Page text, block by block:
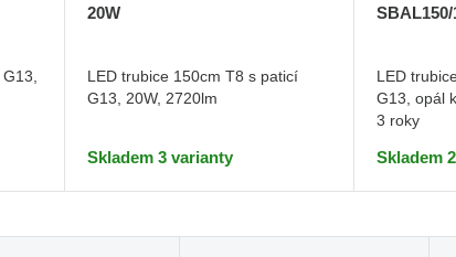
20W
LED trubice 150cm T8 s paticí
G13, 20W, 2720lm
Skladem 3 varianty
LED
G13, opál
3 roky
Skladem